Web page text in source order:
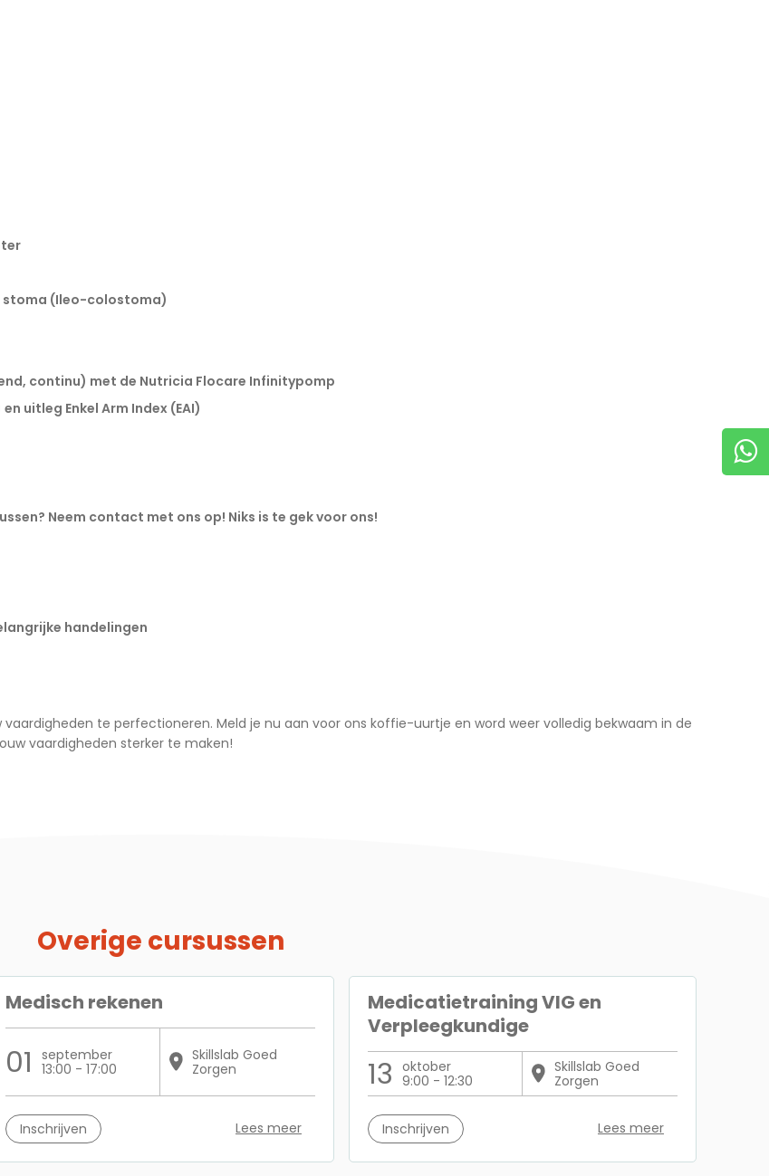
stoma (Ileo-colostoma)
continu) met de Nutricia Flocare Infinitypomp
uitleg Enkel Arm Index (EAI)
Neem contact met ons op! Niks is te gek voor ons!
handelingen
te perfectioneren. Meld je nu aan voor ons koffie-uurtje en word weer volledig bekwaam in de
vaardigheden sterker te maken!
Overige cursussen
Medisch rekenen
01
september
13:00 - 17:00
Skillslab Goed
Zorgen
Inschrijven Lees meer
Medicatietraining VIG en
Verpleegkundige
13 oktober
9:00 - 12:30
Skillslab Goed
Zorgen
Inschrijven Lees meer